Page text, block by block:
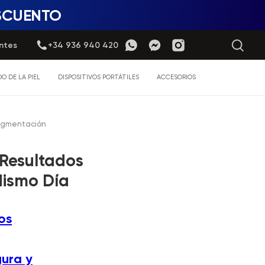
+34 936 940 420
DE LA PIEL DISPOSITIVOS PORTÁTILES ACCESORIOS
Día
y